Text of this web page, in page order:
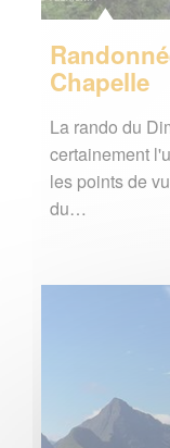
Chapelle
La rando du
certainement
les points de
du…